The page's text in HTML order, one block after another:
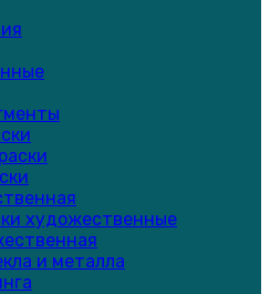
художественные
и металла